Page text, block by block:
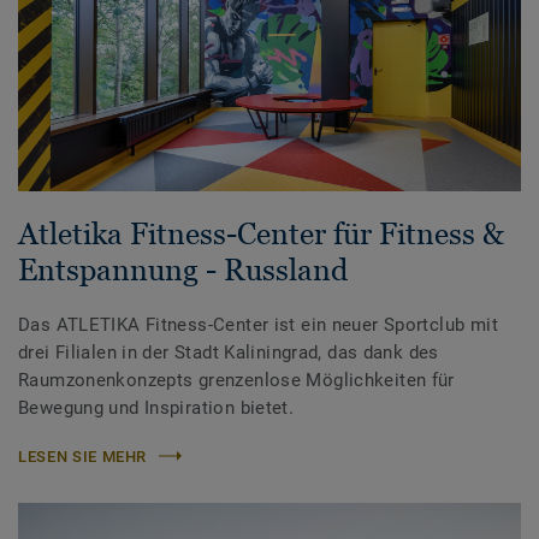
Atletika Fitness-Center für Fitness &
Entspannung - Russland
Das ATLETIKA Fitness-Center ist ein neuer Sportclub mit
drei Filialen in der Stadt Kaliningrad, das dank des
Raumzonenkonzepts grenzenlose Möglichkeiten für
Bewegung und Inspiration bietet.
LESEN SIE MEHR